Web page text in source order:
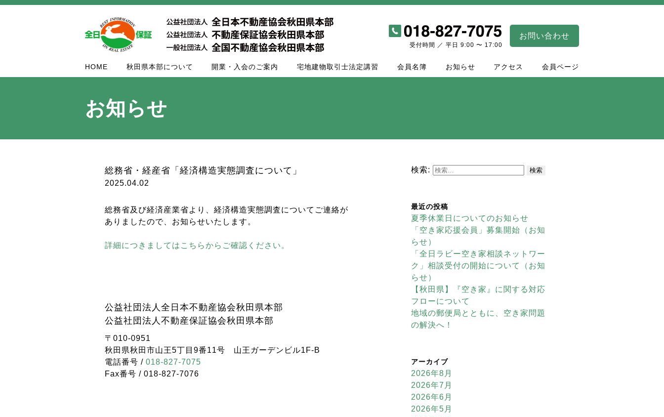
受付時間 ／ 平日 9:00 〜 17:00
お問い合わせ
HOME 秋田県本部について 開業・入会のご案内 宅地建物取引士法定講習 会員名簿 お知らせ アクセス 会員ページ
お知らせ
総務省・経産省「経済構造実態調査について」
2025.04.02
総務省及び経済産業省より、経済構造実態調査についてご連絡が
ありましたので、お知らせいたします。
詳細につきましてはこちらからご確認ください。
公益社団法人全日本不動産協会秋田県本部
公益社団法人不動産保証協会秋田県本部
〒010-0951
秋田県秋田市山王5丁目9番11号 山王ガーデンビル1F-B
電話番号 / 018-827-7075
Fax番号 / 018-827-7076
検索:
最近の投稿
夏季休業日についてのお知らせ
「空き家応援会員」募集開始（お知
らせ）
「全日ラビー空き家相談ネットワー
ク」相談受付の開始について（お知
らせ）
【秋田県】『空き家』に関する対応
フローについて
地域の郵便局とともに、空き家問題
の解決へ！
アーカイブ
2026年8月
2026年7月
2026年6月
2026年5月